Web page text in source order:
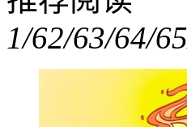
1/62/63/64/6